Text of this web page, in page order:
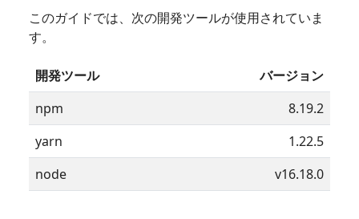
このガイドでは、次の開発ツールが使用されていま
す。
開発ツール
バージョン
npm
8.19.2
yarn
1.22.5
node
v16.18.0